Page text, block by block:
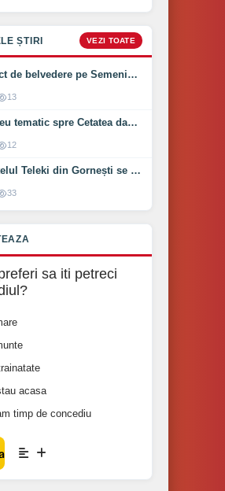
ȘTIRI VEZI TOATE
Punct de belvedere pe Semenic inaugurat pe 1 August 2026
13
Traseu tematic spre Cetatea dacică Bănița deschis (2026)
12
Castelul Teleki din Gornești se redeschide pe 1 august 2026
33
sa iti petreci
acasa
timp de concediu